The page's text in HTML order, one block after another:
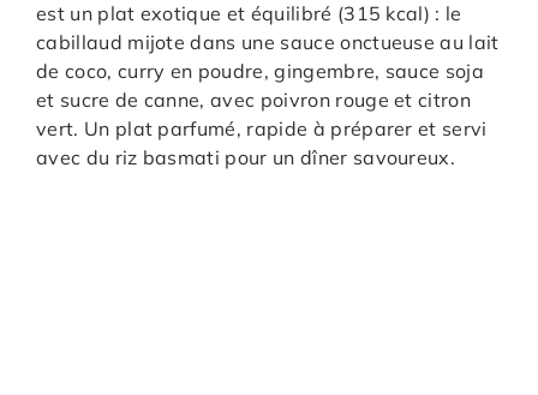
est un plat exotique et équilibré (315 kcal) : le
cabillaud mijote dans une sauce onctueuse au lait
de coco, curry en poudre, gingembre, sauce soja
et sucre de canne, avec poivron rouge et citron
vert. Un plat parfumé, rapide à préparer et servi
avec du riz basmati pour un dîner savoureux.